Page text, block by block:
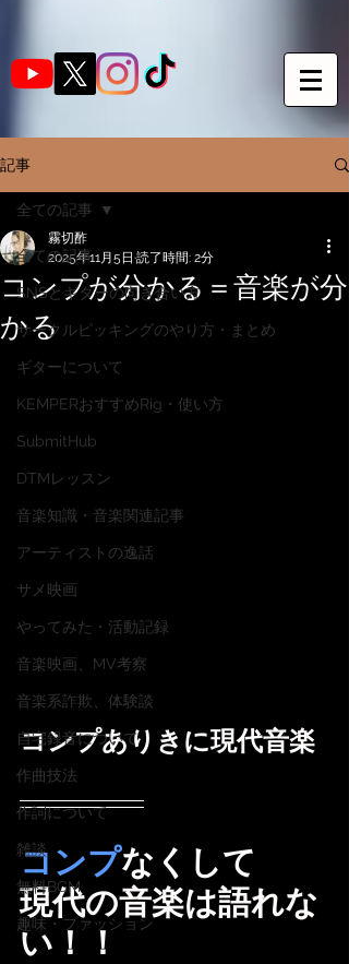
記事
全ての記事
SNSとギターの向き合い方
サークルピッキングのやり方・まとめ
ギターについて
KEMPERおすすめRig・使い方
SubmitHub
DTMレッスン
音楽知識・音楽関連記事
アーティストの逸話
サメ映画
やってみた・活動記録
音楽映画、MV考察
音楽系詐欺、体験談
自宅録音について
作曲技法
作詞について
雑談
無料BGM
趣味・ファッション
全ての記事
コンプが分かる＝音楽が分
かる
霧切酢
2025年11月5日 読了時間: 2分
コンプありきに現代音楽
コンプなくして
現代の音楽は語れな
い！！